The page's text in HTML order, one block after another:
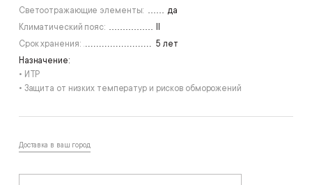
Светоотражающие элементы:
да
Климатический пояс:
Срок хранения:
5 лет
Назначение:
• ИТР
• Защита от низких температур и рисков обморожений
Доставка в ваш город